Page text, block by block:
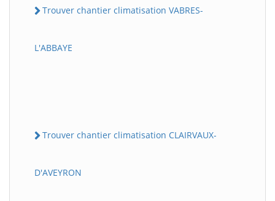
Trouver chantier climatisation VABRES-
L'ABBAYE
Trouver chantier climatisation CLAIRVAUX-
D'AVEYRON